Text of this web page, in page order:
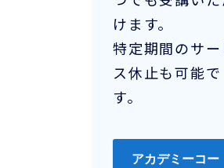
けます。
特定期間のサー
ス休止も可能で
す。
アカデミーコー